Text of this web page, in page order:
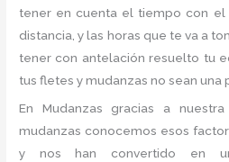
tener en cuenta el tiempo con el
distancia, y las horas que te va a
tener con antelación resuelto tu
tus fletes y mudanzas no sean una
En Mudanzas gracias a
mudanzas conocemos esos
y nos han convertido en